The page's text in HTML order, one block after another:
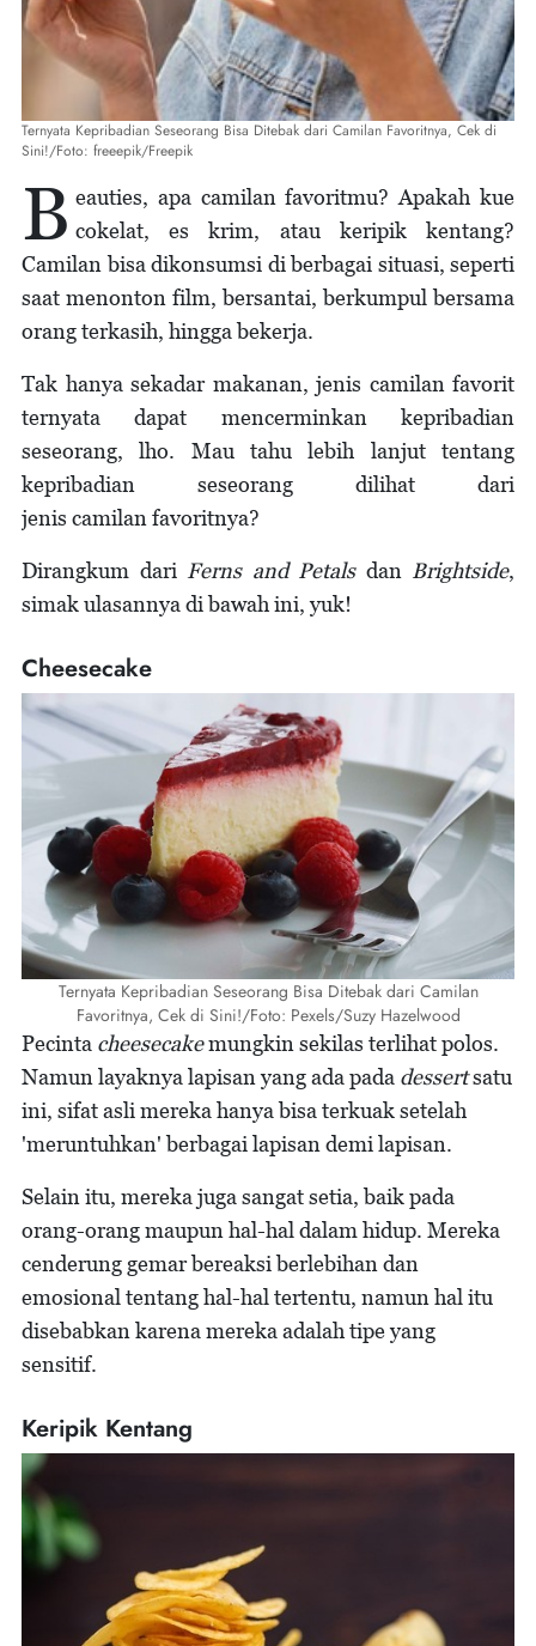
Ternyata Kepribadian Seseorang Bisa Ditebak dari Camilan Favoritnya, Cek di
Sini!/Foto: freeepik/Freepik
B eauties, apa camilan favoritmu? Apakah kue
cokelat, es krim, atau keripik kentang?
Camilan bisa dikonsumsi di berbagai situasi, seperti
saat menonton film, bersantai, berkumpul bersama
orang terkasih, hingga bekerja.
Tak hanya sekadar makanan, jenis camilan favorit
ternyata dapat mencerminkan kepribadian
seseorang, lho. Mau tahu lebih lanjut tentang
kepribadian seseorang dilihat dari
jenis camilan favoritnya?
Dirangkum dari Ferns and Petalsdan Brightside,
simak ulasannya di bawah ini, yuk!
Cheesecake
Ternyata Kepribadian Seseorang Bisa Ditebak dari Camilan
Favoritnya, Cek di Sini!/Foto: Pexels/Suzy Hazelwood
Pecinta cheesecakemungkin sekilas terlihat polos.
Namun layaknya lapisan yang ada pada dessertsatu
ini, sifat asli mereka hanya bisa terkuak setelah
'meruntuhkan' berbagai lapisan demi lapisan.
Selain itu, mereka juga sangat setia, baik pada
orang-orang maupun hal-hal dalam hidup. Mereka
cenderung gemar bereaksi berlebihan dan
emosional tentang hal-hal tertentu, namun hal itu
disebabkan karena mereka adalah tipe yang
sensitif.
Keripik Kentang